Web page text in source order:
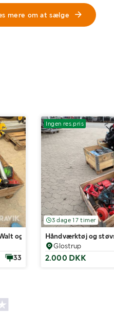
mere om at sælge
og Milwaukee
33
Ingen res.pris
3 dage 17 timer
Håndværktøj og
Glostrup
2.000 DKK